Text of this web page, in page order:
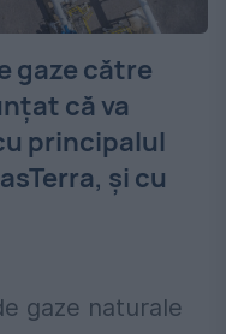
gaze către
că va
principalul
şi cu
gaze naturale